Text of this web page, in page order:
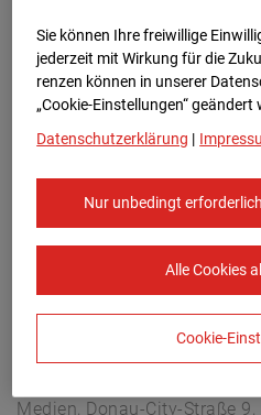
Europe/Berlin
Medien, Donau-City-Straße
Sie können Ihre freiwillige
jederzeit mit Wirkung für die
renzen können in unserer
„Cookie-Einstellungen“ geändert
Datenschutzerklärung |
Nur unbedingt
Alle Cookies
Cookie-